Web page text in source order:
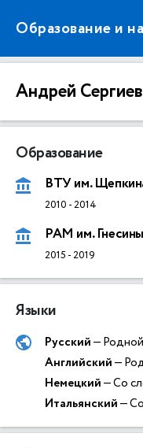
Образование и
Андрей
Образование
ВТУ им.
2010 -2014
РАМ им.
2015 -2019
Языки
Русский— Родной
Английский—
Немецкий— Со
Итальянский—